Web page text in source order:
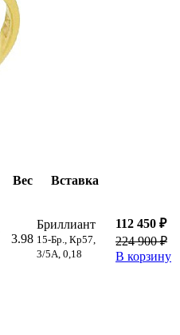
Вес Вставка
3.98
Бриллиант
15-Бр., Кр57,
3/5А, 0,18
112 450 ₽
224 900 ₽
В корзину